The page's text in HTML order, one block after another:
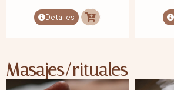
Detalles
Masajes/rituales